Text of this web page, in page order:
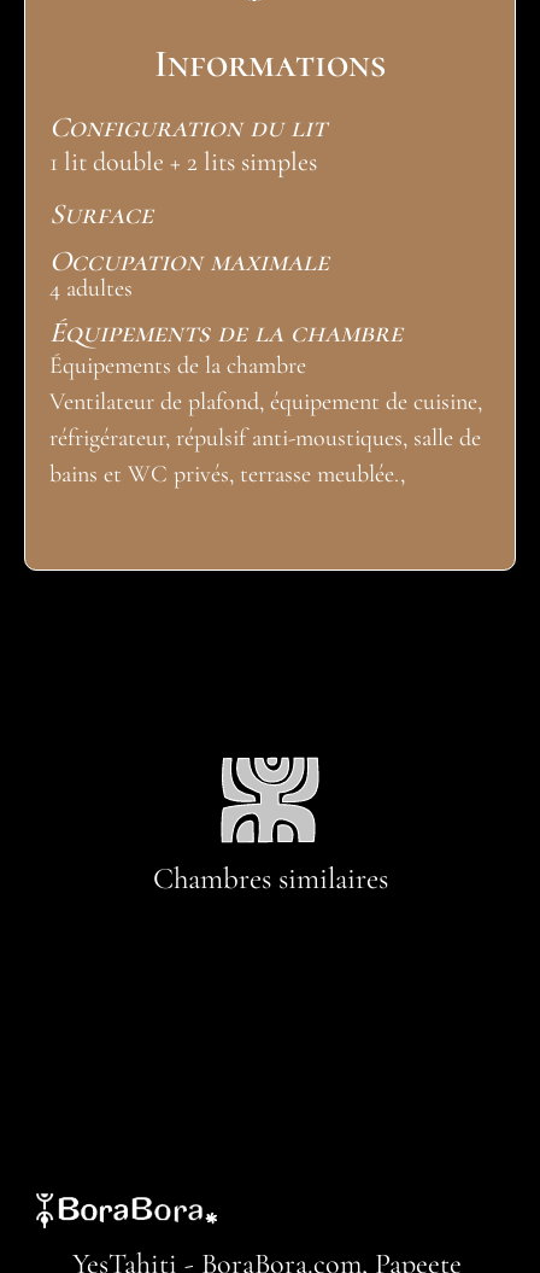
Informations
Configuration du lit
1 lit double + 2 lits simples
Surface
Occupation maximale
4 adultes
Équipements de la chambre
Équipements de la chambre
Ventilateur de plafond, équipement de cuisine,
réfrigérateur, répulsif anti-moustiques, salle de
bains et WC privés, terrasse meublée.,
Chambres similaires
YesTahiti - BoraBora.com, Papeete